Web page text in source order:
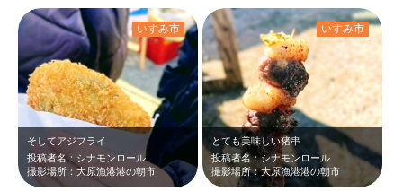
そしてアジフライ
投稿者名：シナモンロール
撮影場所：大原漁港港の朝市
いすみ市
とても美味しい猪串
投稿者名：シナモンロール
撮影場所：大原漁港港の朝市
いすみ市